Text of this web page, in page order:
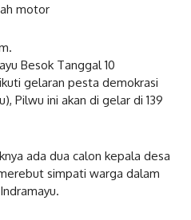
motor
Besok Tanggal 10
gelaran pesta demokrasi
Pilwu ini akan di gelar di 139
ada dua calon kepala desa
simpati warga dalam